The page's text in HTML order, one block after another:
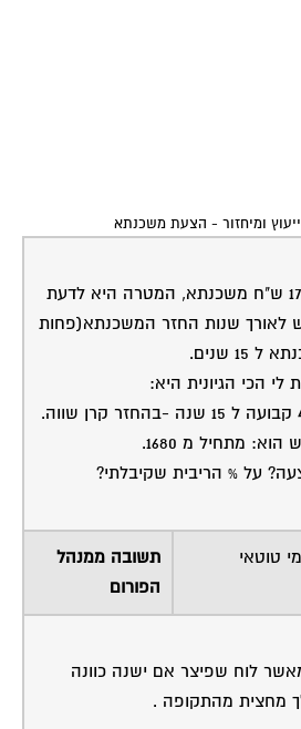
ומיחזור - הצעת משכנתא
אני צריכה לקחת 179000 ש"ח משכנתא, המטרה היא לדעת
לאורך שנות החזר המשכנתא(פחות
שנים.
הכי הגיונית היא:
179000 ש"ח בריבית 4.6 קבועה ל 15 שנה -בהחזר קרן שווה.
מתחיל מ 1680.
על % הריבית שקיבלתי?
טוטאי
תשובה ממנהל
הפורום
לוח שפיצר אם ישנה כוונה
מחצית מהתקופה .